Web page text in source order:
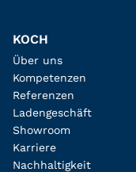
KOCH
Über uns
Kompetenzen
Referenzen
Ladengeschäft
Showroom
Karriere
Nachhaltigkeit